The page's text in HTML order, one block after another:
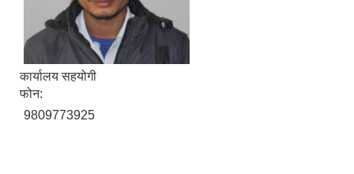
कार्यालय सहयोगी
फोन:
9809773925